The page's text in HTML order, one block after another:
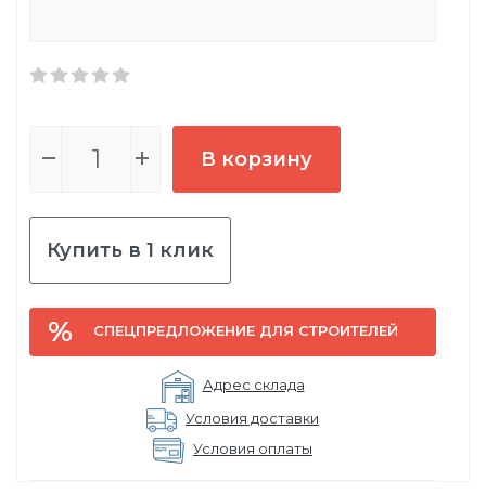
В корзину
Купить в 1 клик
СПЕЦПРЕДЛОЖЕНИЕ ДЛЯ СТРОИТЕЛЕЙ
Адрес склада
Условия доставки
Условия оплаты